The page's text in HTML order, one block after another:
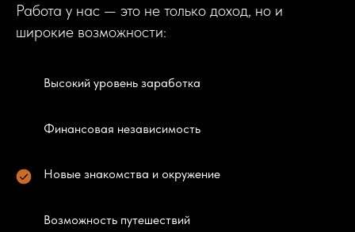
Работа у нас — это не только доход, но и
широкие возможности:
Высокий уровень заработка
Финансовая независимость
Новые знакомства и окружение
Возможность путешествий